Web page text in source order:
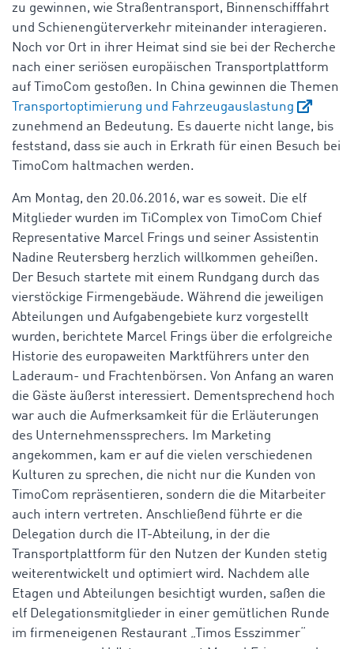
zu gewinnen, wie Straßentransport, Binnenschifffahrt
und Schienengüterverkehr miteinander interagieren.
Noch vor Ort in ihrer Heimat sind sie bei der Recherche
nach einer seriösen europäischen Transportplattform
auf TimoCom gestoßen. In China gewinnen die Themen
Transportoptimierung und Fahrzeugauslastung
zunehmend an Bedeutung. Es dauerte nicht lange, bis
feststand, dass sie auch in Erkrath für einen Besuch bei
TimoCom haltmachen werden.
Am Montag, den 20.06.2016, war es soweit. Die elf
Mitglieder wurden im TiComplex von TimoCom Chief
Representative Marcel Frings und seiner Assistentin
Nadine Reutersberg herzlich willkommen geheißen.
Der Besuch startete mit einem Rundgang durch das
vierstöckige Firmengebäude. Während die jeweiligen
Abteilungen und Aufgabengebiete kurz vorgestellt
wurden, berichtete Marcel Frings über die erfolgreiche
Historie des europaweiten Marktführers unter den
Laderaum- und Frachtenbörsen. Von Anfang an waren
die Gäste äußerst interessiert. Dementsprechend hoch
war auch die Aufmerksamkeit für die Erläuterungen
des Unternehmenssprechers. Im Marketing
angekommen, kam er auf die vielen verschiedenen
Kulturen zu sprechen, die nicht nur die Kunden von
TimoCom repräsentieren, sondern die die Mitarbeiter
auch intern vertreten. Anschließend führte er die
Delegation durch die IT-Abteilung, in der die
Transportplattform für den Nutzen der Kunden stetig
weiterentwickelt und optimiert wird. Nachdem alle
Etagen und Abteilungen besichtigt wurden, saßen die
elf Delegationsmitglieder in einer gemütlichen Runde
im firmeneigenen Restaurant „Timos Esszimmer“